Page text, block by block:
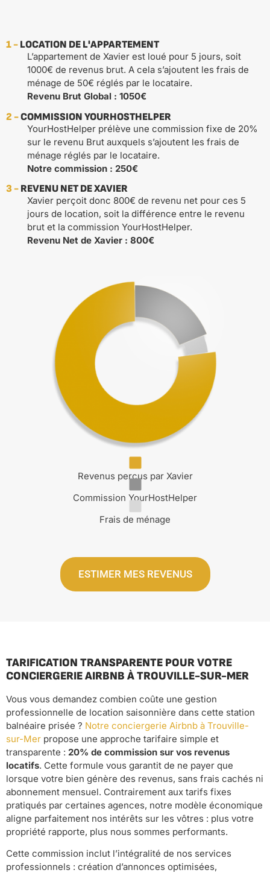
1 - LOCATION DE L'APPARTEMENT
L’appartement de Xavier est loué pour 5 jours, soit
1000€ de revenus brut. A cela s’ajoutent les frais de
ménage de 50€ réglés par le locataire.
Revenu Brut Global : 1050€
2 -COMMISSION YOURHOSTHELPER
YourHostHelper prélève une commission fixe de 20%
sur le revenu Brut auxquels s’ajoutent les frais de
ménage réglés par le locataire.
Notre commission : 250€
3 - REVENU NET DE XAVIER
Xavier perçoit donc 800€ de revenu net pour ces 5
jours de location, soit la différence entre le revenu
brut et la commission YourHostHelper.
Revenu Net de Xavier : 800€
Revenus perçus par Xavier
Commission YourHostHelper
Frais de ménage
ESTIMER MES REVENUS
TARIFICATION TRANSPARENTE POUR VOTRE
CONCIERGERIE AIRBNB À TROUVILLE-SUR-MER
Vous vous demandez combien coûte une gestion
professionnelle de location saisonnière dans cette station
balnéaire prisée ? Notre conciergerie Airbnb à Trouville-
sur-Mer propose une approche tarifaire simple et
transparente : 20% de commission sur vos revenus
locatifs. Cette formule vous garantit de ne payer que
lorsque votre bien génère des revenus, sans frais cachés ni
abonnement mensuel. Contrairement aux tarifs fixes
pratiqués par certaines agences, notre modèle économique
aligne parfaitement nos intérêts sur les vôtres : plus votre
propriété rapporte, plus nous sommes performants.
Cette commission inclut l’intégralité de nos services
professionnels : création d’annonces optimisées,